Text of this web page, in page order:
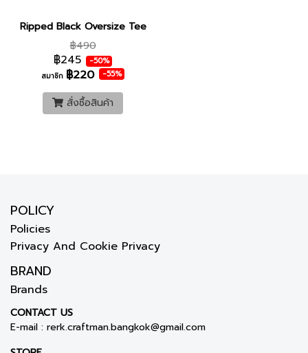
Ripped Black Oversize Tee
฿490
฿245 -50%
สมาชิก ฿220 -55%
สั่งซื้อสินค้า
POLICY
Policies
Privacy And Cookie Privacy
BRAND
Brands
CONTACT US
E-mail : rerk.craftman.bangkok@gmail.com